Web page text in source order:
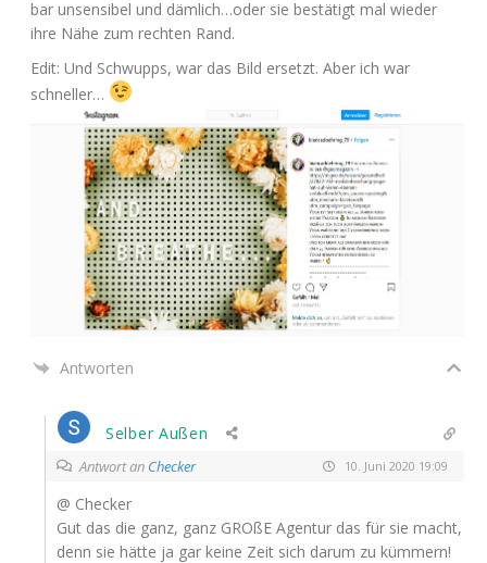
bar unsen­si­bel und dämlich…oder sie bestä­tigt mal wie­der
ihre Nähe zum rech­ten Rand.
Edit: Und Schwupps, war das Bild ersetzt. Aber ich war
schneller…
Antworten
Selber Außen
Antwort an Checker 10. Juni 2020 19:09
@ Che­cker
Gut das die ganz, ganz GRO­ßE Agen­tur das für sie macht,
denn sie hät­te ja gar kei­ne Zeit sich dar­um zu kümmern!